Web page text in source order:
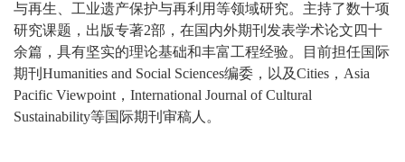
与再生、工业遗产保护与再利用等领域研究。主持了数十项
研究课题，出版专著2部，在国内外期刊发表学术论文四十
余篇，具有坚实的理论基础和丰富工程经验。目前担任国际
期刊Humanities and Social Sciences编委，以及Cities，Asia
Pacific Viewpoint，International Journal of Cultural
Sustainability等国际期刊审稿人。